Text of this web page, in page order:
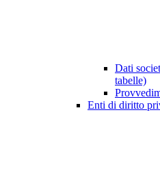
Dati
tabelle)
Enti di diritto